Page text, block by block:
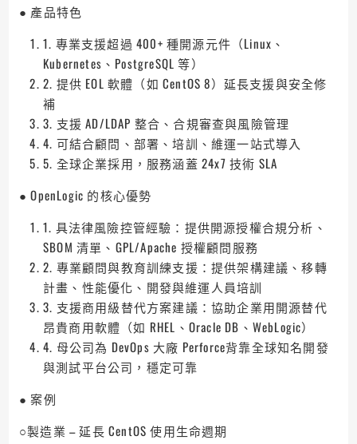
● 產品特色
1. 專業支援超過 400+ 種開源元件（Linux、
Kubernetes、PostgreSQL 等）
2. 提供 EOL 軟體（如 CentOS 8）延長支援與安全修
補
3. 支援 AD/LDAP 整合、合規審查與風險管理
4. 可結合顧問、部署、培訓、維運一站式導入
5. 全球企業採用，服務涵蓋 24x7 技術 SLA
● OpenLogic 的核心優勢
1. 具法律風險控管經驗：提供開源授權合規分析、
SBOM 清單、GPL/Apache 授權顧問服務
2. 專業顧問與教育訓練支援：提供架構建議、移轉
計畫、性能優化、開發與維運人員培訓
3. 支援商用級替代方案建議：協助企業用開源替代
昂貴商用軟體（如 RHEL、Oracle DB、WebLogic）
4. 母公司為 DevOps 大廠 Perforce背靠全球知名開發
與測試平台公司，穩定可靠
● 案例
○製造業 – 延長 CentOS 使用生命週期